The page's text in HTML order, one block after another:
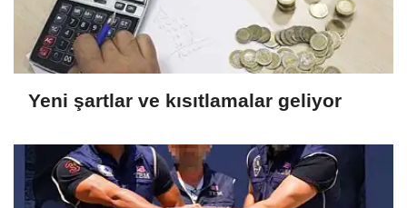
Yeni şartlar ve kısıtlamalar geliyor